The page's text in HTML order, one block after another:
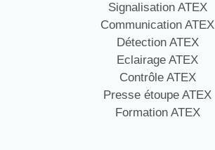
Signalisation ATEX
Communication ATEX
Détection ATEX
Eclairage ATEX
Contrôle ATEX
Presse étoupe ATEX
Formation ATEX